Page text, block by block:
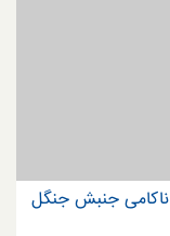
جنبش جنگل